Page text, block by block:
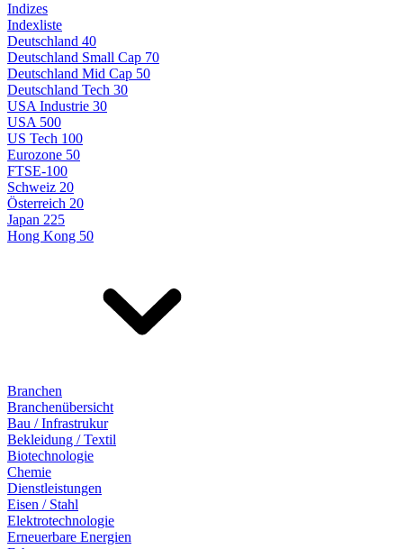
Indizes
Indexliste
Deutschland 40
Deutschland Small Cap 70
Deutschland Mid Cap 50
Deutschland Tech 30
USA Industrie 30
USA 500
US Tech 100
Eurozone 50
FTSE-100
Schweiz 20
Österreich 20
Japan 225
Hong Kong 50
Branchen
Branchenübersicht
Bau / Infrastrukur
Bekleidung / Textil
Biotechnologie
Chemie
Dienstleistungen
Eisen / Stahl
Elektrotechnologie
Erneuerbare Energien